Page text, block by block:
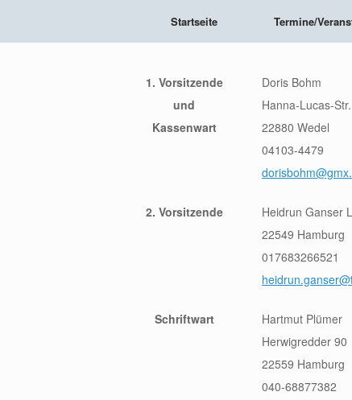
Startseite Termine/
1. Vorsitzende
und
Kassenwart
Doris Bohm
Hanna-Lucas-
22880 Wedel
04103-4479
2. Vorsitzende
Heidrun Ganser
22549 Hamburg
017683266521
Schriftwart
Hartmut Plümer
Herwigredder 90
22559 Hamburg
040-68877382